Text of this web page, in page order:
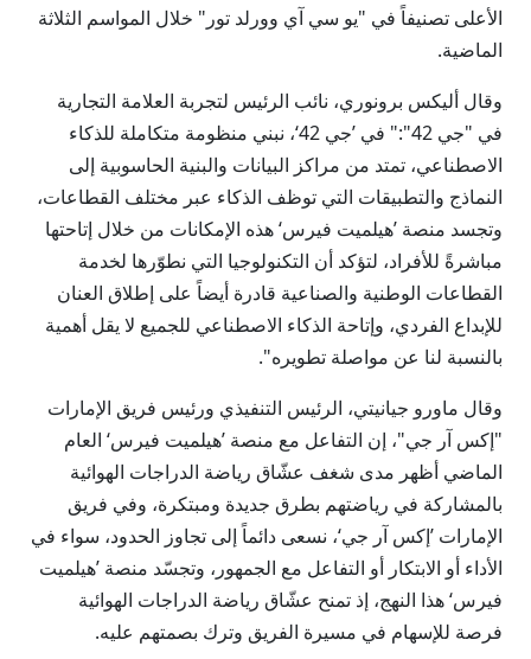
الأعلى تصنيفاً في "يو سي آي وورلد تور" خلال المواسم الثلاثة
الماضية.
وقال أليكس برونوري، نائب الرئيس لتجربة العلامة التجارية
في "جي 42":" في ’جي 42‘، نبني منظومة متكاملة للذكاء
الاصطناعي، تمتد من مراكز البيانات والبنية الحاسوبية إلى
النماذج والتطبيقات التي توظف الذكاء عبر مختلف القطاعات،
وتجسد منصة ’هيلميت فيرس‘ هذه الإمكانات من خلال إتاحتها
مباشرةً للأفراد، لتؤكد أن التكنولوجيا التي نطوّرها لخدمة
القطاعات الوطنية والصناعية قادرة أيضاً على إطلاق العنان
للإبداع الفردي، وإتاحة الذكاء الاصطناعي للجميع لا يقل أهمية
بالنسبة لنا عن مواصلة تطويره".
وقال ماورو جيانيتي، الرئيس التنفيذي ورئيس فريق الإمارات
"إكس آر جي"، إن التفاعل مع منصة ’هيلميت فيرس‘ العام
الماضي أظهر مدى شغف عشّاق رياضة الدراجات الهوائية
بالمشاركة في رياضتهم بطرق جديدة ومبتكرة، وفي فريق
الإمارات ’إكس آر جي‘، نسعى دائماً إلى تجاوز الحدود، سواء في
الأداء أو الابتكار أو التفاعل مع الجمهور، وتجسّد منصة ’هيلميت
فيرس‘ هذا النهج، إذ تمنح عشّاق رياضة الدراجات الهوائية
فرصة للإسهام في مسيرة الفريق وترك بصمتهم عليه.